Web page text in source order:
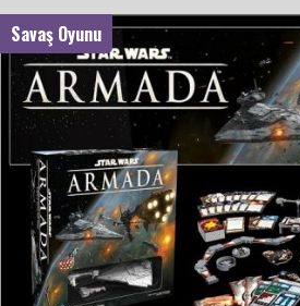
Savaş Oyunu